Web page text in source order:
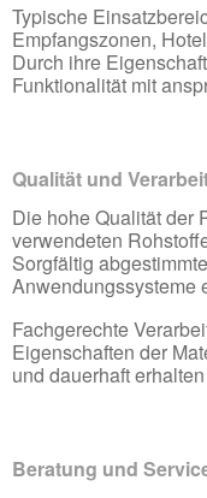
Typische
Empfangszonen,
Durch ihre
Funktionalität mit
Qualität und
Die hohe Qualität der
verwendeten
Sorgfältig
Anwendungssysteme
Fachgerechte
Eigenschaften der
und dauerhaft
Beratung und